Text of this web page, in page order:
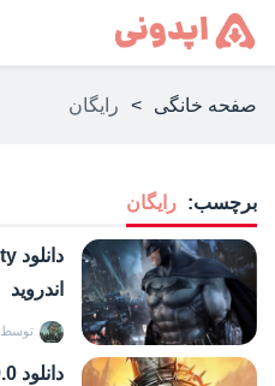
صفحه خانگی > رایگان
برچسب: رایگان
اندروید
توسط